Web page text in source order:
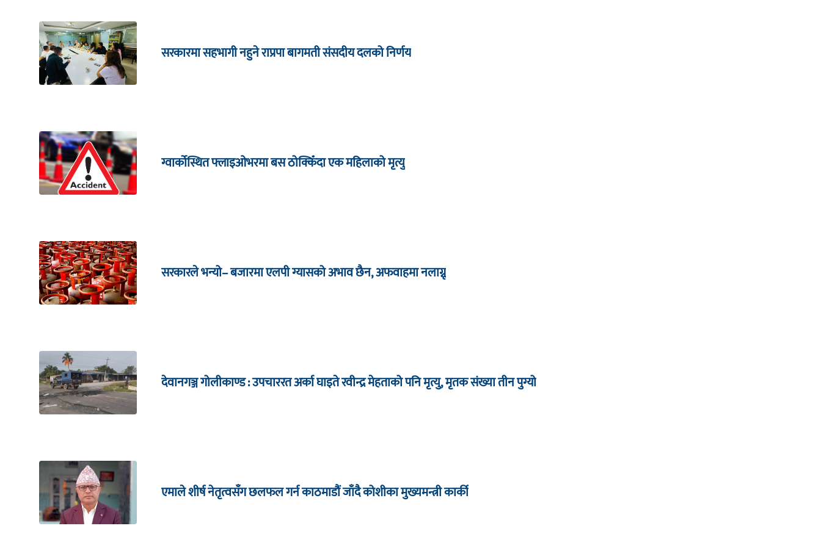
सरकारमा सहभागी नहुने राप्रपा बागमती संसदीय दलको निर्णय
ग्वार्कोस्थित फ्लाइओभरमा बस ठोक्किँदा एक महिलाको मृत्यु
सरकारले भन्यो– बजारमा एलपी ग्यासको अभाव छैन, अफवाहमा नलाग्नू
देवानगञ्ज गोलीकाण्ड : उपचाररत अर्का घाइते रवीन्द्र मेहताको पनि मृत्यु, मृतक संख्या तीन पुग्यो
एमाले शीर्ष नेतृत्वसँग छलफल गर्न काठमाडौं जाँदै कोशीका मुख्यमन्त्री कार्की